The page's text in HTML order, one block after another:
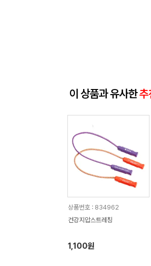
이 상품과 유사한추
상품번호 : 834962
건강지압스트레칭
1,100원